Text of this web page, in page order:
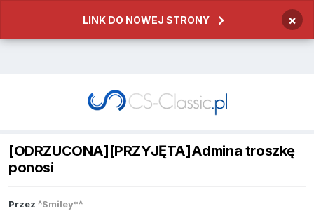
LINK DO NOWEJ STRONY ×
[ODRZUCONA][PRZYJĘTA]Admina troszkę
ponosi
Przez ^Smiley*^